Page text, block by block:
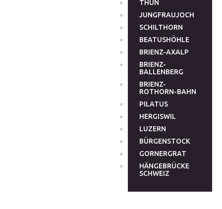
THUN
JUNGFRAUJOCH
SCHILTHORN
BEATUSHÖHLE
BRIENZ-AXALP
BRIENZ-
BALLENBERG
BRIENZ-
ROTHORN-BAHN
PILATUS
HERGISWIL
LUZERN
BÜRGENSTOCK
GORNERGRAT
HÄNGEBRÜCKE
SCHWEIZ